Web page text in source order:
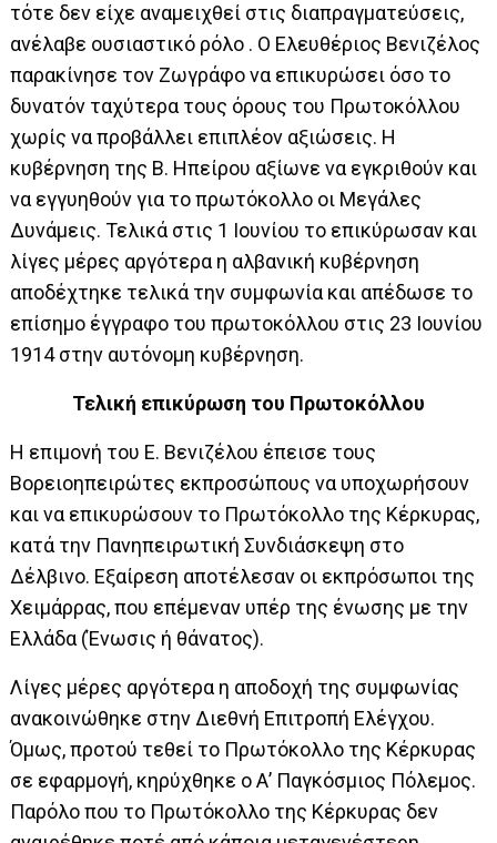
τότε δεν είχε αναμειχθεί στις διαπραγματεύσεις,
ανέλαβε ουσιαστικό ρόλο . Ο Ελευθέριος Βενιζέλος
παρακίνησε τον Ζωγράφο να επικυρώσει όσο το
δυνατόν ταχύτερα τους όρους του Πρωτοκόλλου
χωρίς να προβάλλει επιπλέον αξιώσεις. Η
κυβέρνηση της Β. Ηπείρου αξίωνε να εγκριθούν και
να εγγυηθούν για το πρωτόκολλο οι Μεγάλες
Δυνάμεις. Τελικά στις 1 Ιουνίου το επικύρωσαν και
λίγες μέρες αργότερα η αλβανική κυβέρνηση
αποδέχτηκε τελικά την συμφωνία και απέδωσε το
επίσημο έγγραφο του πρωτοκόλλου στις 23 Ιουνίου
1914 στην αυτόνομη κυβέρνηση.
Τελική επικύρωση του Πρωτοκόλλου
Η επιμονή του Ε. Βενιζέλου έπεισε τους
Βορειοηπειρώτες εκπροσώπους να υποχωρήσουν
και να επικυρώσουν το Πρωτόκολλο της Κέρκυρας,
κατά την Πανηπειρωτική Συνδιάσκεψη στο
Δέλβινο. Εξαίρεση αποτέλεσαν οι εκπρόσωποι της
Χειμάρρας, που επέμεναν υπέρ της ένωσης με την
Ελλάδα (Ένωσις ή θάνατος).
Λίγες μέρες αργότερα η αποδοχή της συμφωνίας
ανακοινώθηκε στην Διεθνή Επιτροπή Ελέγχου.
Όμως, προτού τεθεί το Πρωτόκολλο της Κέρκυρας
σε εφαρμογή, κηρύχθηκε ο Α’ Παγκόσμιος Πόλεμος.
Παρόλο που το Πρωτόκολλο της Κέρκυρας δεν